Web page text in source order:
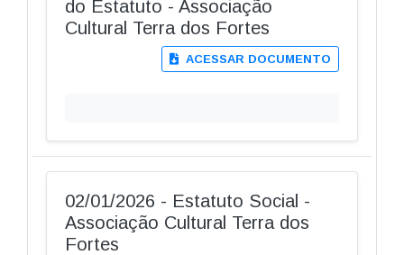
do Estatuto - Associação
Cultural Terra dos Fortes
ACESSAR DOCUMENTO
02/01/2026 - Estatuto Social -
Associação Cultural Terra dos
Fortes